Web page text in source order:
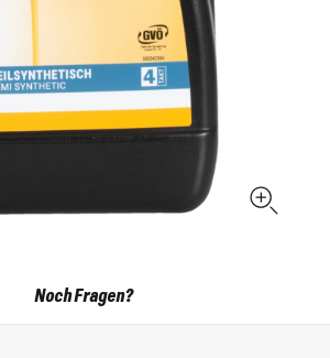
Noch Fragen?